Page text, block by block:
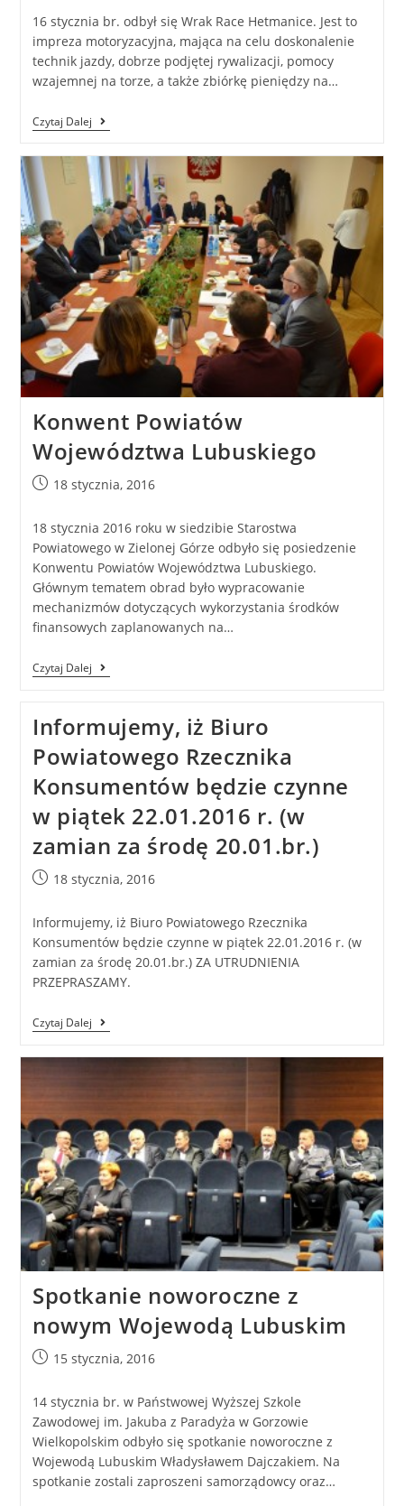
16 stycznia br. odbył się Wrak Race Hetmanice. Jest to
impreza motoryzacyjna, mająca na celu doskonalenie
technik jazdy, dobrze podjętej rywalizacji, pomocy
wzajemnej na torze, a także zbiórkę pieniędzy na…
Czytaj Dalej
Konwent Powiatów
Województwa Lubuskiego
18 stycznia, 2016
18 stycznia 2016 roku w siedzibie Starostwa
Powiatowego w Zielonej Górze odbyło się posiedzenie
Konwentu Powiatów Województwa Lubuskiego.
Głównym tematem obrad było wypracowanie
mechanizmów dotyczących wykorzystania środków
finansowych zaplanowanych na…
Czytaj Dalej
Informujemy, iż Biuro
Powiatowego Rzecznika
Konsumentów będzie czynne
w piątek 22.01.2016 r. (w
zamian za środę 20.01.br.)
18 stycznia, 2016
Informujemy, iż Biuro Powiatowego Rzecznika
Konsumentów będzie czynne w piątek 22.01.2016 r. (w
zamian za środę 20.01.br.) ZA UTRUDNIENIA
PRZEPRASZAMY.
Czytaj Dalej
Spotkanie noworoczne z
nowym Wojewodą Lubuskim
15 stycznia, 2016
14 stycznia br. w Państwowej Wyższej Szkole
Zawodowej im. Jakuba z Paradyża w Gorzowie
Wielkopolskim odbyło się spotkanie noworoczne z
Wojewodą Lubuskim Władysławem Dajczakiem. Na
spotkanie zostali zaproszeni samorządowcy oraz…